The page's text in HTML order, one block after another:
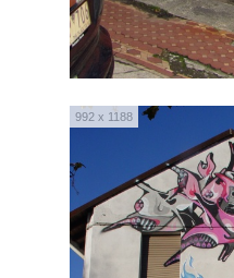
992 x 1188